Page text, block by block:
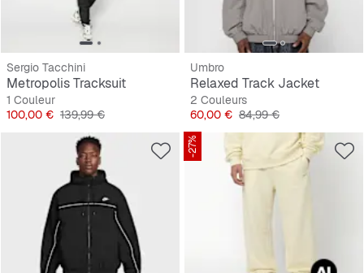
Sergio Tacchini
Metropolis Tracksuit
1 Couleur
Prix
100,00 € Prix original
139,99 €
Umbro
Relaxed Track Jacket
2 Couleurs
Prix
60,00 € Prix original
84,99 €
-27%